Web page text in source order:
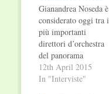
Gianandrea Noseda è
considerato oggi tra i
più importanti
direttori d’orchestra
del panorama
internazionale.
Direttore Musicale del
12th April 2015
In "Interviste"